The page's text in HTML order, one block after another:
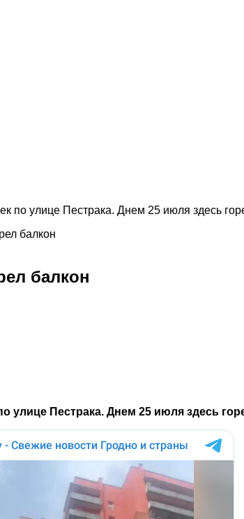
балкон
балкон
Пестрака. Днем 25 июля здесь